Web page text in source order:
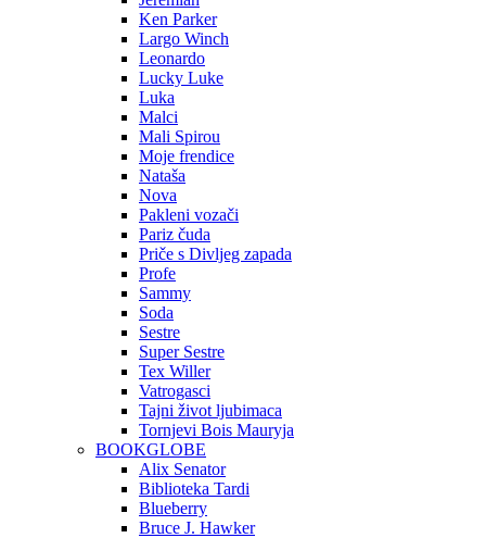
Ken Parker
Largo Winch
Leonardo
Lucky Luke
Luka
Malci
Mali Spirou
Moje frendice
Nataša
Nova
Pakleni vozači
Pariz čuda
Priče s Divljeg zapada
Profe
Sammy
Soda
Sestre
Super Sestre
Tex Willer
Vatrogasci
Tajni život ljubimaca
Tornjevi Bois Mauryja
BOOKGLOBE
Alix Senator
Biblioteka Tardi
Blueberry
Bruce J. Hawker